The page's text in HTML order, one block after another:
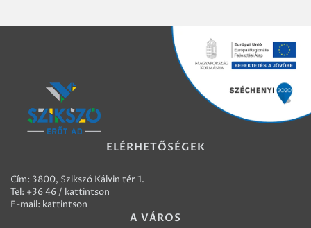
ELÉRHETŐSÉGEK
Cím: 3800, Szikszó Kálvin tér 1.
Tel: +36 46 / kattintson
E-mail: kattintson
A VÁROS